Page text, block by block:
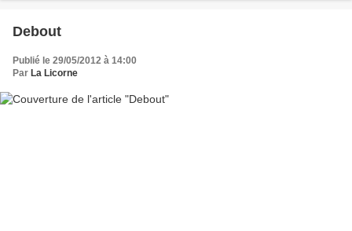
Debout
Publié le 29/05/2012 à 14:00
Par La Licorne